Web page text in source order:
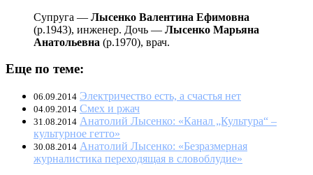
Супруга — Лысенко Валентина Ефимовна
(р.1943), инженер. Дочь — Лысенко Марьяна
Анатольевна (р.1970), врач.
Еще по теме:
06.09.2014 Электричество есть, а счастья нет
04.09.2014 Смех и ржач
31.08.2014 Анатолий Лысенко: «Канал „Культура“ –
культурное гетто»
30.08.2014 Анатолий Лысенко: «Безразмерная
журналистика переходящая в словоблудие»